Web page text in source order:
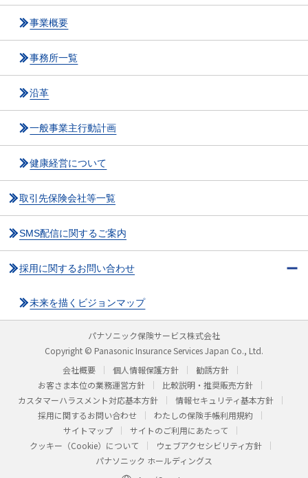
事業概要
事務所一覧
沿革
一般事業主行動計画
健康経営について
取引先保険会社等一覧
SMS配信に関するご案内
採用に関するお問い合わせ
未来を描くビジョンマップ
パナソニック保険サービス株式会社
Copyright © Panasonic Insurance Services Japan Co., Ltd.
会社概要
個人情報保護方針
勧誘方針
お客さま本位の業務運営方針
比較説明・推奨販売方針
カスタマーハラスメント対応基本方針
情報セキュリティ基本方針
採用に関するお問い合わせ
わたしの保険手帳利用規約
サイトマップ
サイトのご利用にあたって
クッキー（Cookie）について
ウェブアクセシビリティ方針
パナソニック ホールディングス